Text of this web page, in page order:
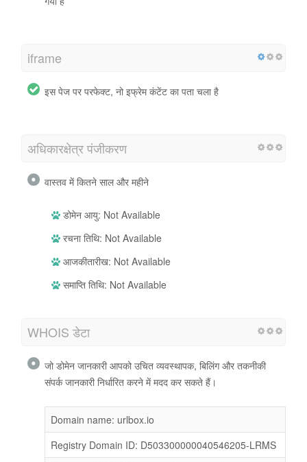
iframe
इस पेज पर परफेक्ट, नो इफ्रेम कंटेंट का पता चला है
अधिकारक्षेत्र पंजीकरण
वास्तव में कितने साल और महीने
डोमेन आयु: Not Available
रचना तिथि: Not Available
आजकीतारीख: Not Available
समाप्ति तिथि: Not Available
WHOIS डेटा
जो डोमेन जानकारी आपको उचित व्यवस्थापक, बिलिंग और तकनीकी
संपर्क जानकारी निर्धारित करने में मदद कर सकते हैं।
Domain name: urlbox.io
Registry Domain ID: D503300000040546205-LRMS